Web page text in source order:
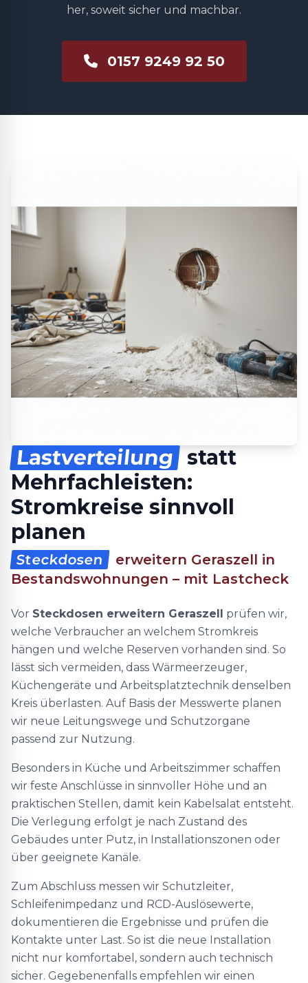
her, soweit sicher und machbar.
0157 9249 92 50
Lastverteilung statt
Mehrfachleisten:
Stromkreise sinnvoll
planen
Steckdosen
erweitern Geraszell in
Bestandswohnungen – mit Lastcheck
Vor Steckdosen erweitern Geraszell prüfen wir,
welche Verbraucher an welchem Stromkreis
hängen und welche Reserven vorhanden sind. So
lässt sich vermeiden, dass Wärmeerzeuger,
Küchengeräte und Arbeitsplatztechnik denselben
Kreis überlasten. Auf Basis der Messwerte planen
wir neue Leitungswege und Schutzorgane
passend zur Nutzung.
Besonders in Küche und Arbeitszimmer schaffen
wir feste Anschlüsse in sinnvoller Höhe und an
praktischen Stellen, damit kein Kabelsalat entsteht.
Die Verlegung erfolgt je nach Zustand des
Gebäudes unter Putz, in Installationszonen oder
über geeignete Kanäle.
Zum Abschluss messen wir Schutzleiter,
Schleifenimpedanz und RCD-Auslösewerte,
dokumentieren die Ergebnisse und prüfen die
Kontakte unter Last. So ist die neue Installation
nicht nur komfortabel, sondern auch technisch
sicher. Gegebenenfalls empfehlen wir einen